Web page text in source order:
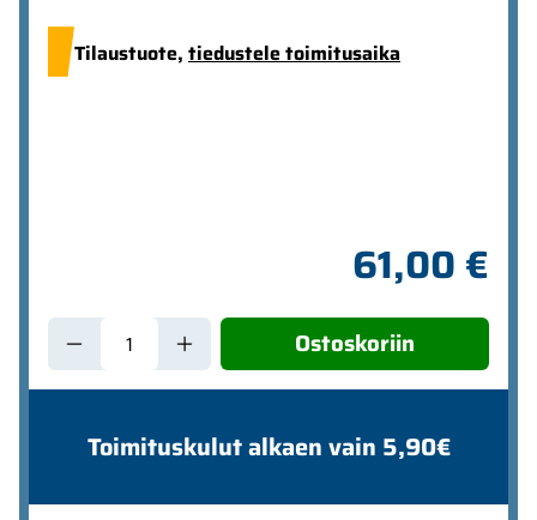
Tilaustuote, tiedustele toimitusaika
61,00 €
Ostoskoriin
Toimituskulut alkaen vain 5,90€